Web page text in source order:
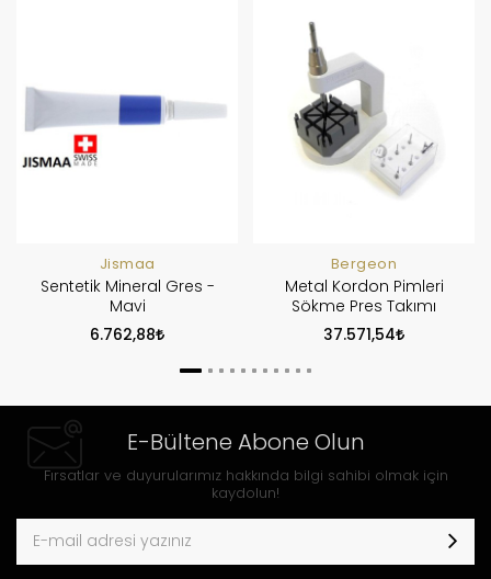
Jismaa
Sentetik Mineral Gres -
Mavi
6.762,88
Bergeon
Metal Kordon Pimleri
Sökme Pres Takımı
37.571,54
E-Bültene Abone Olun
Fırsatlar ve duyurularımız hakkında bilgi sahibi olmak için
kaydolun!